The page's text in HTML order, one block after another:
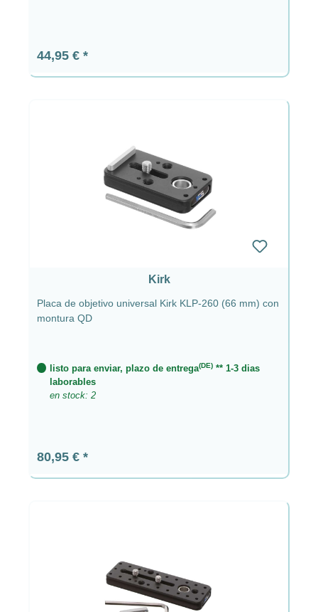
Precio normal:
44,95 €
Kirk
Placa de objetivo universal Kirk KLP-260 (66 mm) con
montura QD
listo para enviar, plazo de entrega(DE)** 1-3 dias
laborables
en stock: 2
Precio normal:
80,95 €